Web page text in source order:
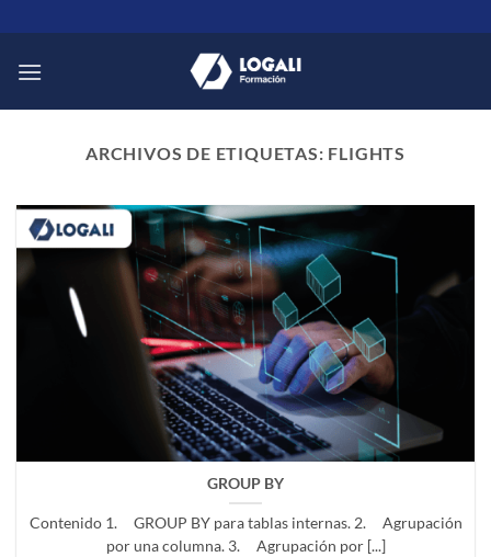
al
contenido
ARCHIVOS DE ETIQUETAS: FLIGHTS
GROUP BY
Contenido 1. GROUP BY para tablas internas. 2. Agrupación
por una columna. 3. Agrupación por [...]